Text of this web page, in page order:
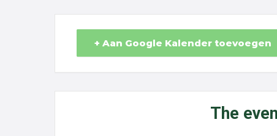
+ Aan Google Kalender toevoegen
The